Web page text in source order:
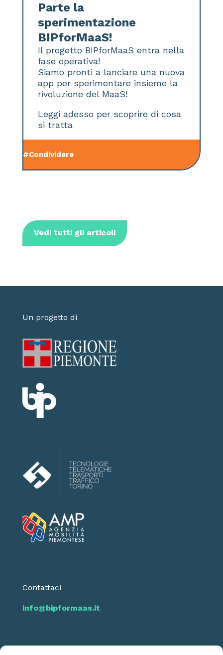
Parte la
sperimentazione
BIPforMaaS!
#Condividere
Il progetto BIPforMaaS entra nella
fase operativa!
Siamo pronti a lanciare una nuova
app per sperimentare insieme la
rivoluzione del MaaS!
Leggi adesso per scoprire di cosa
si tratta
Vedi tutti gli articoli
Un progetto di
Contattaci
info@bipformaas.it